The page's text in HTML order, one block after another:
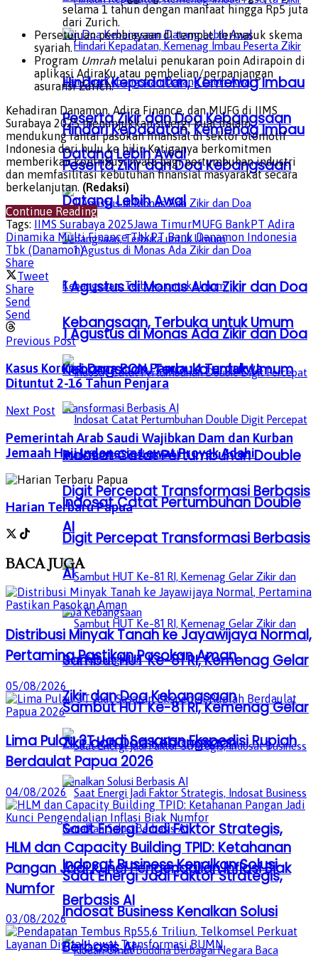
Hindari Kepadatan, Kemenag Imbau
Peserta Zikir dan Doa Kebangsaan
Datang Lebih Awal
1 Agustus di Monas Ada Zikir dan Doa
Kebangsaan, Terbuka untuk Umum
Indosat Catat Pertumbuhan Double
Digit Percepat Transformasi Berbasis
AI
Sambut HUT Ke-81 RI, Kemenag Gelar
Zikir dan Doa Kebangsaan
Saat Energi Jadi Faktor Strategis,
Indosat Business Kenalkan Solusi
Berbasis AI
Hindari Kepadatan, Kemenag Imbau
Peserta Zikir dan Doa Kebangsaan
Datang Lebih Awal
1 Agustus di Monas Ada Zikir dan Doa
Kebangsaan, Terbuka untuk Umum
Indosat Catat Pertumbuhan Double
Digit Percepat Transformasi Berbasis
AI
Sambut HUT Ke-81 RI, Kemenag Gelar
Zikir dan Doa Kebangsaan
Saat Energi Jadi Faktor Strategis,
Indosat Business Kenalkan Solusi
Berbasis AI
selama 1 tahun dengan manfaat hingga Rp5 juta
dari Zurich.
Persetujuan pembiayaan di tempat, termasuk skema
syariah.
Program Umrahmelalui penukaran poin Adirapoin di
aplikasi AdiraKu atau pembelian/perpanjangan
asuransi Zurich.
Kehadiran Danamon, Adira Finance, dan MUFG di IIMS
Surabaya 2025 menunjukkan sinergi kuat dalam
mendukung rantai pasokan finansial di sektor otomotif
Indonesia dari hulu ke hilir. Ketiganya berkomitmen
memberikan kontribusi nyata bagi pertumbuhan industri
dan memfasilitasi kebutuhan finansial masyarakat secara
berkelanjutan. (Redaksi)
Continue Reading
Tags:
IIMS Surabaya 2025Jawa TimurMUFG Bank PT Adira
Dinamika Multi Finance TbkPT Bank Danamon Indonesia
Tbk (Danamon)
Share
Tweet
Share
Send
Send
Previous Post
Kasus Korupsi Dana PON Papua : 4 Terdakwa
Dituntut 2-16 Tahun Penjara
Next Post
Pemerintah Arab Saudi Wajibkan Dam dan Kurban
Jemaah Haji Indonesia Lewat Proyek Adahi
Harian Terbaru Papua
BACAJUGA
Distribusi Minyak Tanah ke Jayawijaya Normal,
Pertamina Pastikan Pasokan Aman
05/08/2026
Lima Pulau 3T Jadi Sasaran Ekspedisi Rupiah
Berdaulat Papua 2026
04/08/2026
HLM dan Capacity Building TPID: Ketahanan
Pangan Jadi Kunci Pengendalian Inflasi Biak
Numfor
03/08/2026